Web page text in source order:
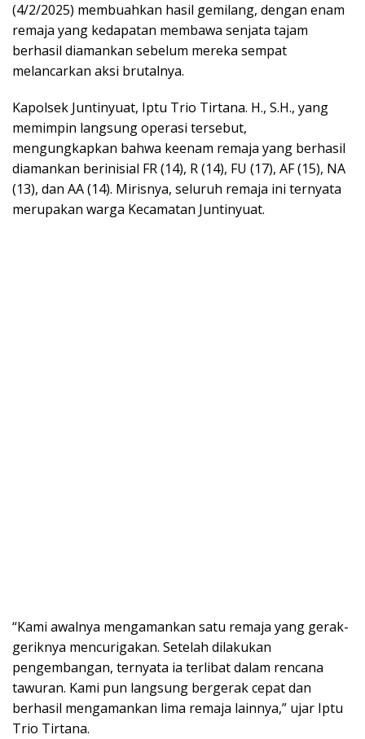
(4/2/2025) membuahkan hasil gemilang, dengan enam
remaja yang kedapatan membawa senjata tajam
berhasil diamankan sebelum mereka sempat
melancarkan aksi brutalnya.
Kapolsek Juntinyuat, Iptu Trio Tirtana. H., S.H., yang
memimpin langsung operasi tersebut,
mengungkapkan bahwa keenam remaja yang berhasil
diamankan berinisial FR (14), R (14), FU (17), AF (15), NA
(13), dan AA (14). Mirisnya, seluruh remaja ini ternyata
merupakan warga Kecamatan Juntinyuat.
“Kami awalnya mengamankan satu remaja yang gerak-
geriknya mencurigakan. Setelah dilakukan
pengembangan, ternyata ia terlibat dalam rencana
tawuran. Kami pun langsung bergerak cepat dan
berhasil mengamankan lima remaja lainnya,” ujar Iptu
Trio Tirtana.